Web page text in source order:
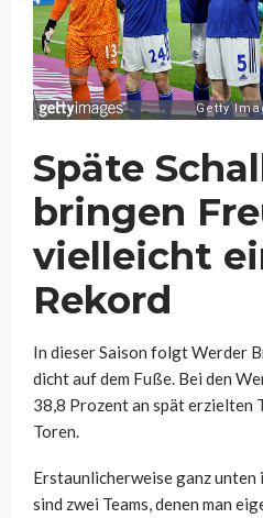
Späte
bringen
vielleicht
Rekord
In dieser Saison folgt Werder
dicht auf dem Fuße. Bei den
38,8 Prozent an spät erzielten
Toren.
Erstaunlicherweise ganz unten
sind zwei Teams, denen man